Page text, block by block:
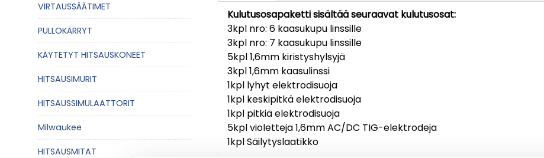
VIRTAUSSÄÄTIMET
PULLOKÄRRYT
KÄYTETYT HITSAUSKONEET
HITSAUSIMURIT
HITSAUSSIMULAATTORIT
Milwaukee
HITSAUSMITAT
Kulutusosapaketti sisältää seuraavat kulutusosat:
3kpl nro: 6 kaasukupu linssille
3kpl nro: 7 kaasukupu linssille
5kpl 1,6mm kiristyshylsyjä
3kpl 1,6mm kaasulinssi
1kpl lyhyt elektrodisuoja
1kpl keskipitkä elektrodisuoja
1kpl pitkiä elektrodisuoja
5kpl violetteja 1,6mm AC/DC TIG-elektrodeja
1kpl Säilytyslaatikko